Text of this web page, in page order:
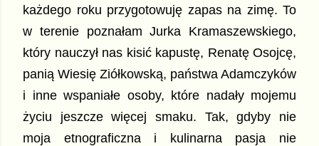
każdego roku przygotowuję zapas na zimę. To
w terenie poznałam Jurka Kramaszewskiego,
który nauczył nas kisić kapustę, Renatę Osojcę,
panią Wiesię Ziółkowską, państwa Adamczyków
i inne wspaniałe osoby, które nadały mojemu
życiu jeszcze więcej smaku. Tak, gdyby nie
moja etnograficzna i kulinarna pasja nie